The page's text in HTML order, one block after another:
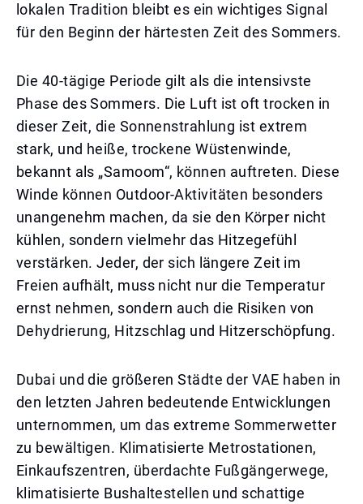
lokalen Tradition bleibt es ein wichtiges Signal
für den Beginn der härtesten Zeit des Sommers.
Die 40-tägige Periode gilt als die intensivste
Phase des Sommers. Die Luft ist oft trocken in
dieser Zeit, die Sonnenstrahlung ist extrem
stark, und heiße, trockene Wüstenwinde,
bekannt als „Samoom“, können auftreten. Diese
Winde können Outdoor-Aktivitäten besonders
unangenehm machen, da sie den Körper nicht
kühlen, sondern vielmehr das Hitzegefühl
verstärken. Jeder, der sich längere Zeit im
Freien aufhält, muss nicht nur die Temperatur
ernst nehmen, sondern auch die Risiken von
Dehydrierung, Hitzschlag und Hitzerschöpfung.
Dubai und die größeren Städte der VAE haben in
den letzten Jahren bedeutende Entwicklungen
unternommen, um das extreme Sommerwetter
zu bewältigen. Klimatisierte Metrostationen,
Einkaufszentren, überdachte Fußgängerwege,
klimatisierte Bushaltestellen und schattige